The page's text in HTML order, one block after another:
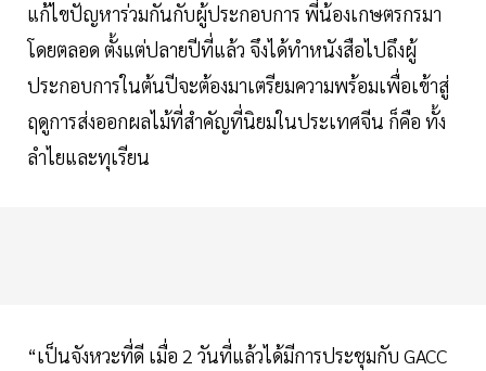
แก้ไขปัญหาร่วมกันกับผู้ประกอบการ พี่น้องเกษตรกรมา
โดยตลอด ตั้งแต่ปลายปีที่แล้ว จึงได้ทำหนังสือไปถึงผู้
ประกอบการในต้นปีจะต้องมาเตรียมความพร้อมเพื่อเข้าสู่
ฤดูการส่งออกผลไม้ที่สำคัญที่นิยมในประเทศจีน ก็คือ ทั้ง
ลำไยและทุเรียน
“เป็นจังหวะที่ดี เมื่อ 2 วันที่แล้วได้มีการประชุมกับ GACC